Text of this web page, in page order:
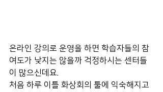
온라인 강의로 운영을 하면 학습자들의 참
여도가 낮지는 않을까 걱정하시는 센터들
이 많으신데요.
처음 하루 이틀 화상회의 툴에 익숙해지고